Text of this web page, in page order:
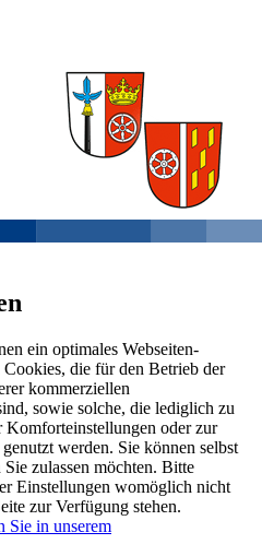
ein optimales Webseiten-
die für den Betrieb der
kommerziellen
sowie solche, die lediglich zu
oder zur
werden. Sie können selbst
zulassen möchten. Bitte
Einstellungen womöglich nicht
zur Verfügung stehen.
Sie in unserem